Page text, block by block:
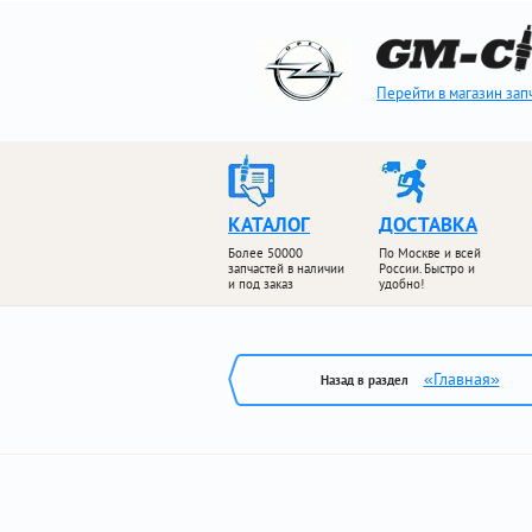
Перейти в магазин
КАТАЛОГ
Более 50000
запчастей в наличии
и под заказ
ДОСТАВКА
По Москве и всей
России. Быстро и
удобно!
Назад в раздел «Главная»